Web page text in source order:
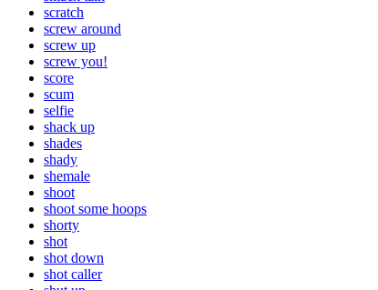
scratch
screw around
screw up
screw you!
score
scum
selfie
shack up
shades
shady
shemale
shoot
shoot some hoops
shorty
shot
shot down
shot caller